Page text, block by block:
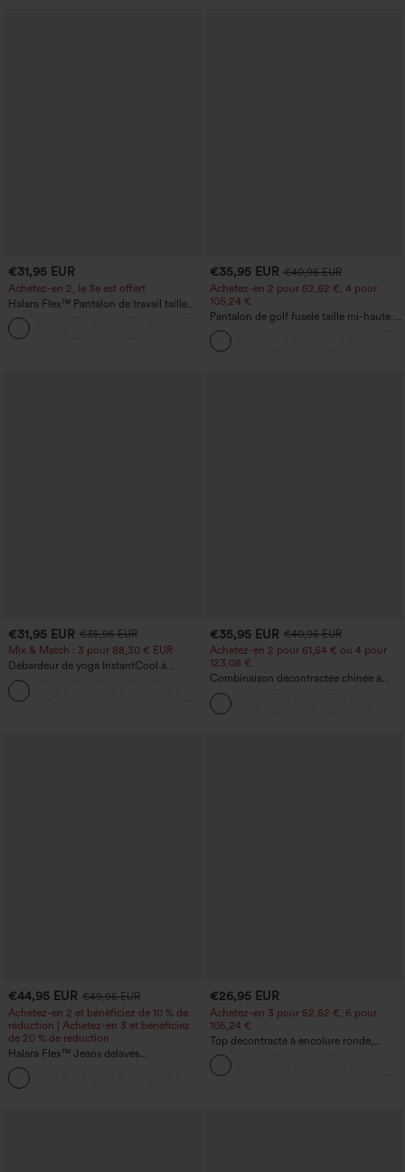
€31,95 EUR
Achetez-en 2, le 3e est offert
Halara Flex™ Pantalon de travail taille
haute avec poche latérale arrière et
légère coupe évasée
€35,95 EUR €40,95 EUR
Achetez-en 2 pour 52,62 €, 4 pour
105,24 €
Pantalon de golf fuselé taille mi-haute à
cordon, ourlet incurvé, séchage rapide,
avec poches — UPF40+
€31,95 EUR €35,95 EUR
Mix & Match : 3 pour 88,30 € EUR
Débardeur de yoga InstantCool à
encolure en U et ourlet arrondi –
UPF50+
€35,95 EUR €40,95 EUR
Achetez-en 2 pour 61,54 € ou 4 pour
123,08 €.
Combinaison décontractée chinée à
bretelles réglables, fronces et jambes
larges, avec poches — facile comme
tout
€44,95 EUR €49,95 EUR
Achetez-en 2 et bénéficiez de 10 % de
réduction | Achetez-en 3 et bénéficiez
de 20 % de réduction
Halara Flex™ Jeans délavés
décontractés, coupe baggy à jambe
large, taille basse asymétrique, poches
zippées
€26,95 EUR
Achetez-en 3 pour 52,62 €, 6 pour
105,24 €
Top décontracté à encolure ronde,
manches chauve-souris et coupe ample